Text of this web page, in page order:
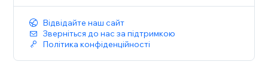
Відвідайте наш сайт
Зверніться до нас за підтримкою
Політика конфіденційності